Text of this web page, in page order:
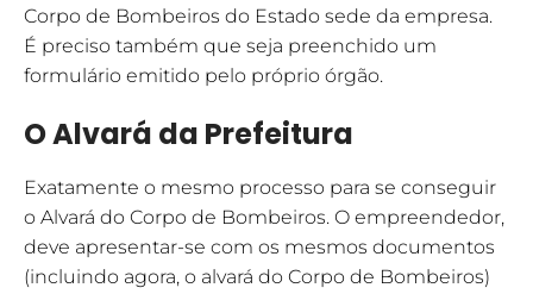
Corpo de Bombeiros do Estado sede da empresa.
É preciso também que seja preenchido um
formulário emitido pelo próprio órgão.
O Alvará da Prefeitura
Exatamente o mesmo processo para se conseguir
o Alvará do Corpo de Bombeiros. O empreendedor,
deve apresentar-se com os mesmos documentos
(incluindo agora, o alvará do Corpo de Bombeiros)